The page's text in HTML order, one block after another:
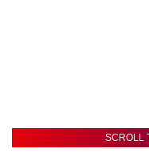
SCROLL